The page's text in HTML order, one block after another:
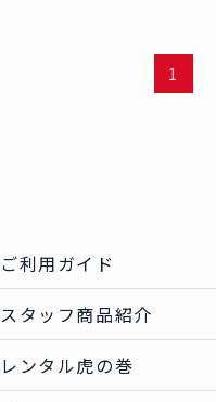
1
ご利用ガイド
スタッフ商品紹介
レンタル虎の巻